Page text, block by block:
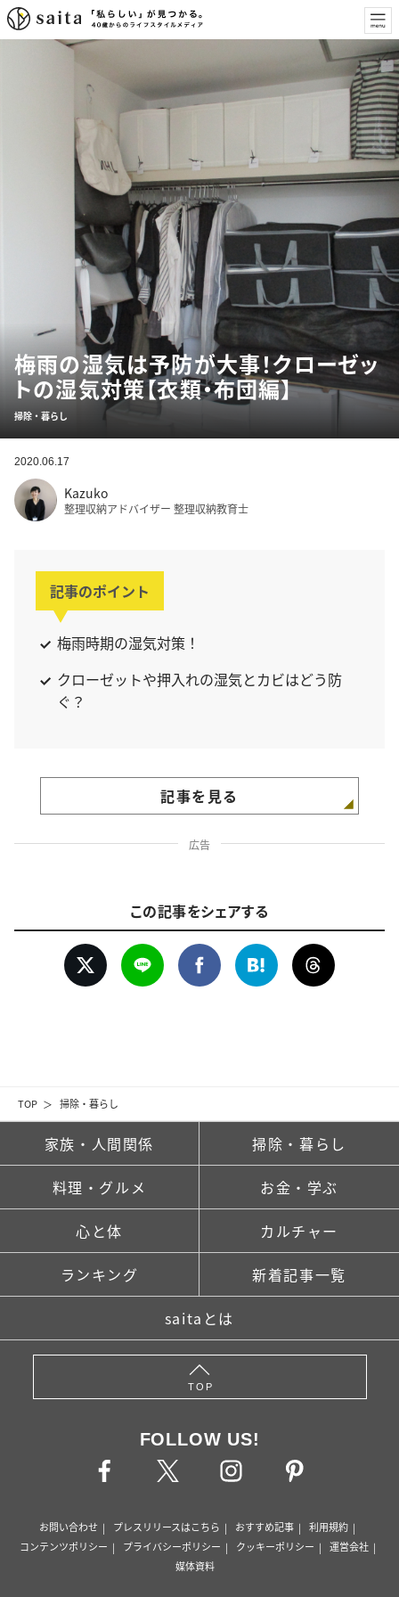
TOP 掃除・暮らし
梅雨の湿気は予防が大事！クローゼッ
トの湿気対策【衣類・布団編】
掃除・暮らし
2020.06.17
Kazuko
整理収納アドバイザー 整理収納教育士
記事のポイント
梅雨時期の湿気対策！
クローゼットや押入れの湿気とカビはどう防
ぐ？
記事を見る
広告
この記事をシェアする
家族・人間関係 掃除・暮らし
料理・グルメ お金・学ぶ
心と体 カルチャー
ランキング 新着記事一覧
saitaとは
TOP
FOLLOW US!
お問い合わせ プレスリリースはこちら おすすめ記事
利用規約
コンテンツポリシー
プライバシーポリシー クッキーポリシー
運営会社
媒体資料